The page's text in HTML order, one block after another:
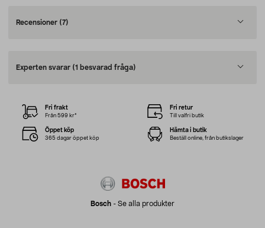
Recensioner (7)
Experten svarar (1 besvarad fråga)
Bosch - Se alla produkter
Fri frakt
Från 599 kr*
Fri retur
Till valfri butik
Öppet köp
365 dagar öppet köp
Hämta i butik
Beställ online, från butikslager